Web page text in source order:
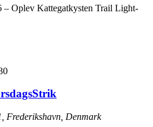
Oplev Kattegatkysten Trail Light-
Frederikshavn, Denmark